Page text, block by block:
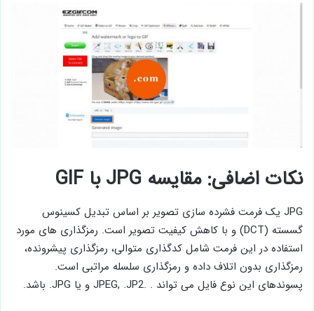
نکات اضافی: مقایسه JPG با GIF
JPG یک فرمت فشرده سازی تصویر بر اساس تبدیل کسینوس
گسسته (DCT) و با کاهش کیفیت تصویر است. رمزگذاری های مورد
استفاده در این فرمت شامل کدگذاری متوالی، رمزگذاری پیشرونده،
رمزگذاری بدون اتلاف داده و رمزگذاری سلسله مراتبی است.
پسوندهای این نوع فایل می تواند . .JPEG, .JP2 و یا JPG. باشد.